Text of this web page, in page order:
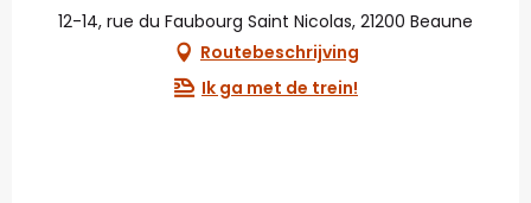
12-14, rue du Faubourg Saint Nicolas, 21200 Beaune
Routebeschrijving
Ik ga met de trein!